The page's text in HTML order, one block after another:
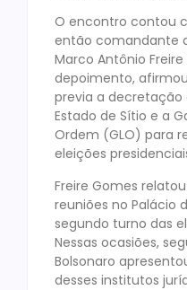
O encontro contou
então comandante
Marco Antônio
depoimento,
previa a decretação
Estado de Sítio e a
Ordem (GLO) para
eleições
Freire Gomes
reuniões no Palácio
segundo turno das
Nessas ocasiões,
Bolsonaro
desses institutos